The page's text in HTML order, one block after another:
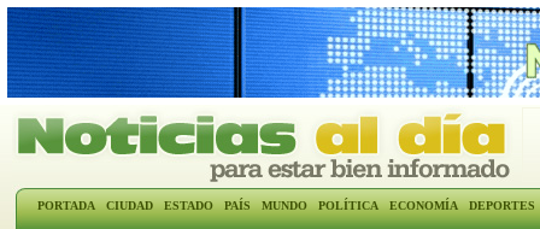
PORTADA CIUDAD ESTADO PAÍS MUNDO POLÍTICA ECONOMÍA DEPORTES